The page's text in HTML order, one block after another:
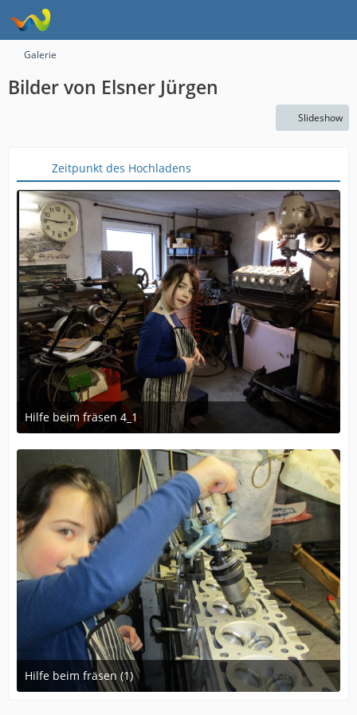
Galerie
Bilder von Elsner Jürgen
Slideshow
Zeitpunkt des Hochladens
Hilfe beim fräsen 4_1
30. März 2023 um 17:38
5
Hilfe beim fräsen (1)
30. März 2023 um 17:25